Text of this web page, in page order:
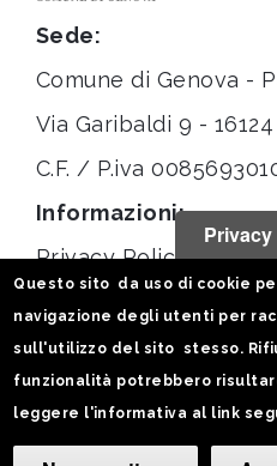
Sede:
Comune di Genova -
Via Garibaldi 9 -
C.F. / P.iva
Informazioni:
Privacy Policy
Statistiche
Seguici su:
Questo sito da uso di cookie
navigazione degli utenti per
sull'utilizzo del sito stesso.
funzionalità potrebbero
leggere l'informativa al link